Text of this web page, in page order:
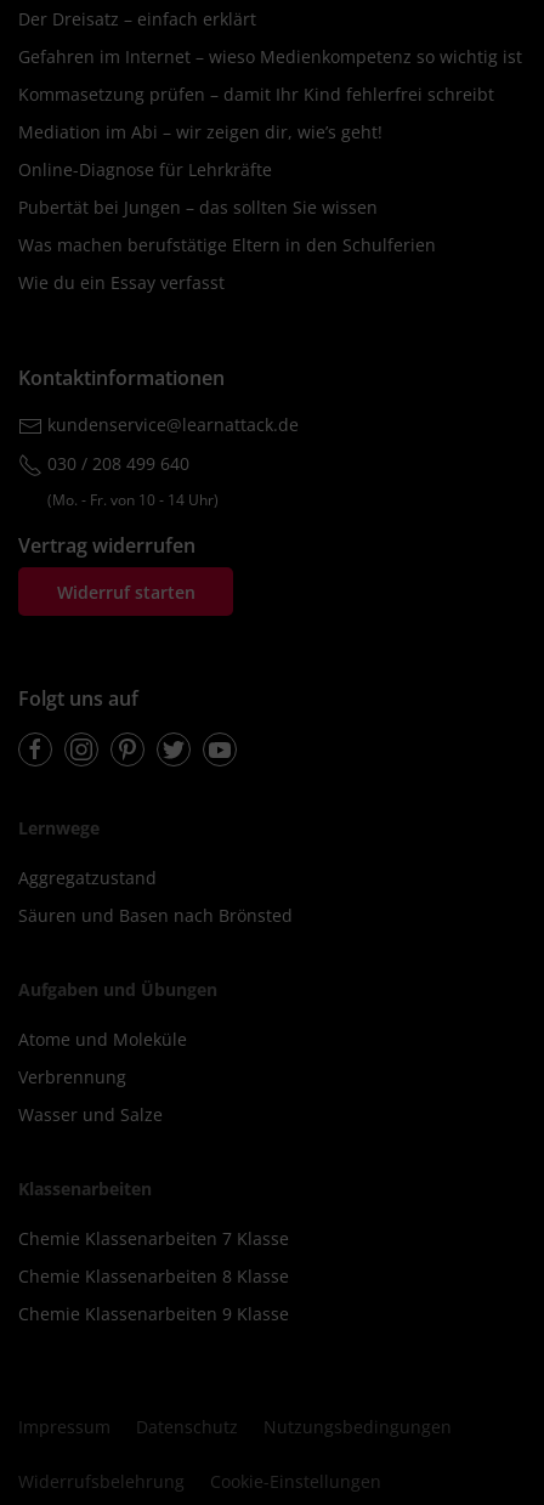
Der Dreisatz – einfach erklärt
Gefahren im Internet – wieso Medienkompetenz so wichtig ist
Kommasetzung prüfen – damit Ihr Kind fehlerfrei schreibt
Mediation im Abi – wir zeigen dir, wie’s geht!
Online-Diagnose für Lehrkräfte
Pubertät bei Jungen – das sollten Sie wissen
Was machen berufstätige Eltern in den Schulferien
Wie du ein Essay verfasst
Kontaktinformationen
kundenservice@learnattack.de
030 / 208 499 640
(Mo. ‐ Fr. von 10 ‐ 14 Uhr)
Vertrag widerrufen
Widerruf starten
Folgt uns auf
FacebookInstagramPinterestTwitterYoutube
Lernwege
Aggregatzustand
Säuren und Basen nach Brönsted
Aufgaben und Übungen
Atome und Moleküle
Verbrennung
Wasser und Salze
Klassenarbeiten
Chemie Klassenarbeiten 7 Klasse
Chemie Klassenarbeiten 8 Klasse
Chemie Klassenarbeiten 9 Klasse
Impressum Datenschutz Nutzungsbedingungen
Widerrufsbelehrung Cookie-Einstellungen